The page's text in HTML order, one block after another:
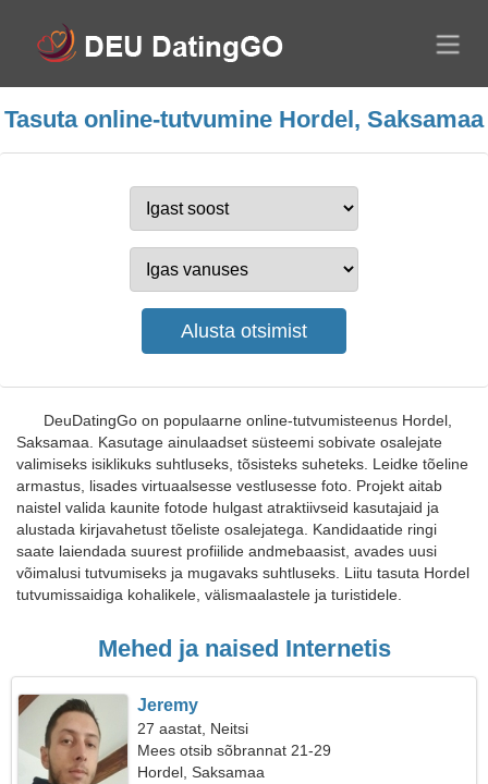
Tasuta online-tutvumine Hordel, Saksamaa
DeuDatingGo on populaarne online-tutvumisteenus Hordel,
Saksamaa. Kasutage ainulaadset süsteemi sobivate osalejate
valimiseks isiklikuks suhtluseks, tõsisteks suheteks. Leidke tõeline
armastus, lisades virtuaalsesse vestlusesse foto. Projekt aitab
naistel valida kaunite fotode hulgast atraktiivseid kasutajaid ja
alustada kirjavahetust tõeliste osalejatega. Kandidaatide ringi
saate laiendada suurest profiilide andmebaasist, avades uusi
võimalusi tutvumiseks ja mugavaks suhtluseks. Liitu tasuta Hordel
tutvumissaidiga kohalikele, välismaalastele ja turistidele.
Mehed ja naised Internetis
Jeremy
27 aastat, Neitsi
Mees otsib sõbrannat 21-29
Hordel, Saksamaa